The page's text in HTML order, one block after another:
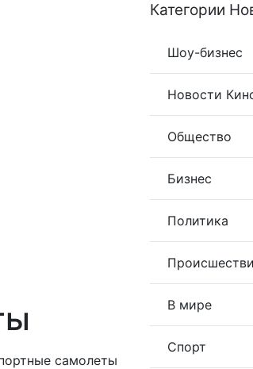
самолеты
Категории
Шоу-бизнес
Новости
Общество
Бизнес
Политика
В мире
Спорт